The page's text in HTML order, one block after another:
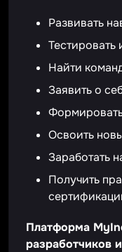
Развивать
Тестировать
Найти
Заявить о
Освоить
Заработать
Получить
Платформа
разработчиков